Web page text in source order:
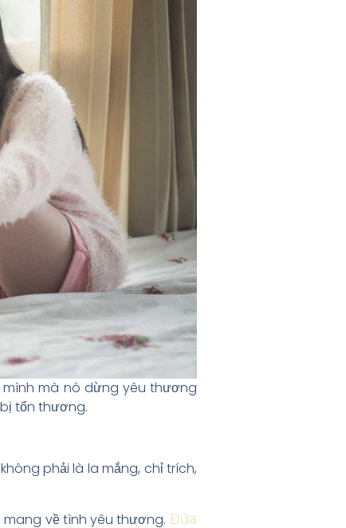
mà nó dừng yêu thương
tổn thương.
phải là la mắng, chỉ trích,
về tình yêu thương. Đứa